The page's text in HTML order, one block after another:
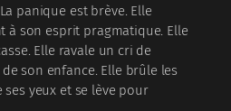
panique est brève. Elle
à son esprit pragmatique. Elle
Elle ravale un cri de
son enfance. Elle brûle les
yeux et se lève pour